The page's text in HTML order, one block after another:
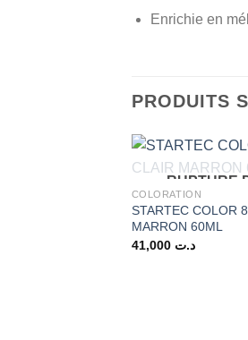
Enrichie en
PRODUITS
RUPTURE
COLORATION
STARTEC COLOR
MARRON 60ML
د.ت 41,000